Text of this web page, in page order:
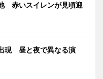
赤いスイレンが見頃迎
現 昼と夜で異なる演